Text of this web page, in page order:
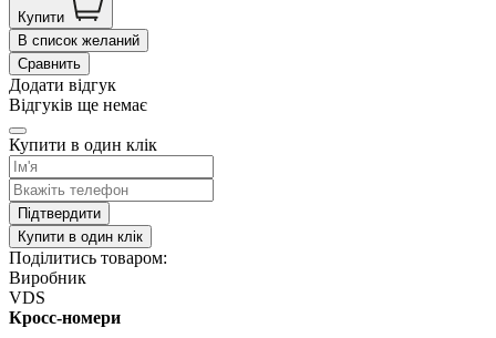
Купити
В список желаний
Сравнить
Додати відгук
Відгуків ще немає
Купити в один клік
Підтвердити
Купити в один клік
Поділитись товаром:
Виробник
VDS
Кросс-номери